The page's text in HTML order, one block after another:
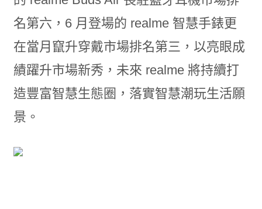
名第六，6 月登場的 realme 智慧手錶更
在當月竄升穿戴市場排名第三，以亮眼成
績躍升市場新秀，未來 realme 將持續打
造豐富智慧生態圈，落實智慧潮玩生活願
景。